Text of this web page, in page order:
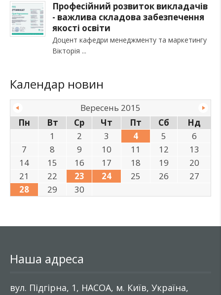
Професійний розвиток викладачів
- важлива складова забезпечення
якості освіти
Доцент кафедри менеджменту та маркетингу
Вікторія
Календар новин
Вересень 2015
Пн
Вт Ср Чт Пт Сб
Нд
1
2 3 4 5
6
7
8 9 10 11 12
13
14
15 16 17 18 19
20
21
22 23 24 25 26
27
28
29 30
Наша адреса
вул. Підгірна, 1, НАСОА, м. Київ, Україна,